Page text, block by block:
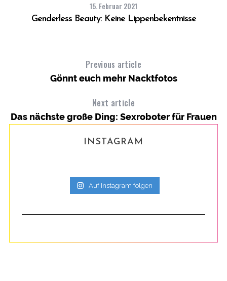
15. Februar 2021
Genderless Beauty: Keine Lippenbekentnisse
Previous article
Gönnt euch mehr Nacktfotos
Next article
Das nächste große Ding: Sexroboter für Frauen
INSTAGRAM
Auf Instagram folgen